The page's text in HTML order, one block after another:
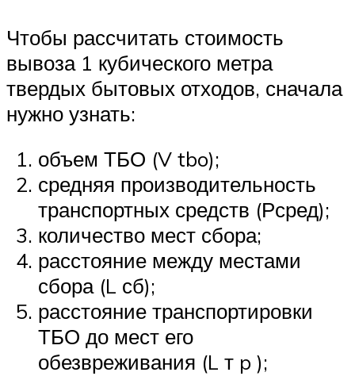
Чтобы рассчитать стоимость
вывоза 1 кубического метра
твердых бытовых отходов, сначала
нужно узнать:
объем ТБО (V tbo);
средняя производительность
транспортных средств (Рсред);
количество мест сбора;
расстояние между местами
сбора (L сб);
расстояние транспортировки
ТБО до мест его
обезвреживания (L т p );